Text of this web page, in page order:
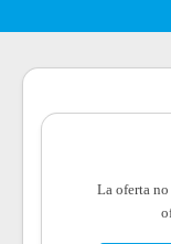
La oferta